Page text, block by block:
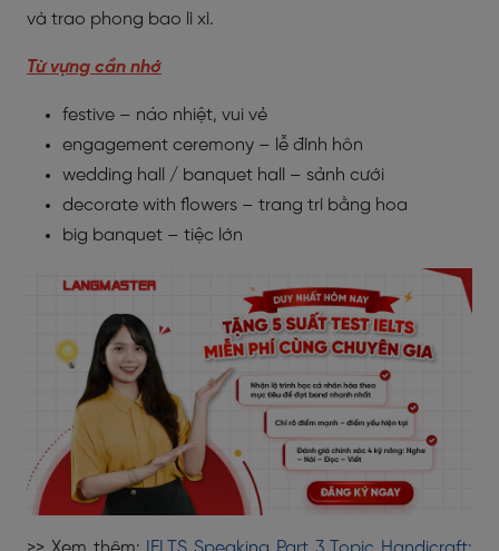
và trao phong bao lì xì.
Từ vựng cần nhớ
festive – náo nhiệt, vui vẻ
engagement ceremony – lễ đính hôn
wedding hall / banquet hall – sảnh cưới
decorate with flowers – trang trí bằng hoa
big banquet – tiệc lớn